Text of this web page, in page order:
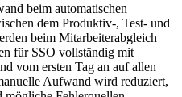
beim automatischen
dem Produktiv-, Test- und
beim Mitarbeiterabgleich
für SSO vollständig mit
vom ersten Tag an auf allen
Aufwand wird reduziert,